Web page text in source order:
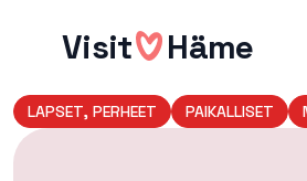
sisältöönVisit Häme
LAPSET, PERHEET PAIKALLISET